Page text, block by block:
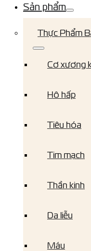
Sản phẩm
Thực Phẩm
Cơ xương
Hô hấp
Tiêu hóa
Tim mạch
Thần kinh
Da liễu
Máu